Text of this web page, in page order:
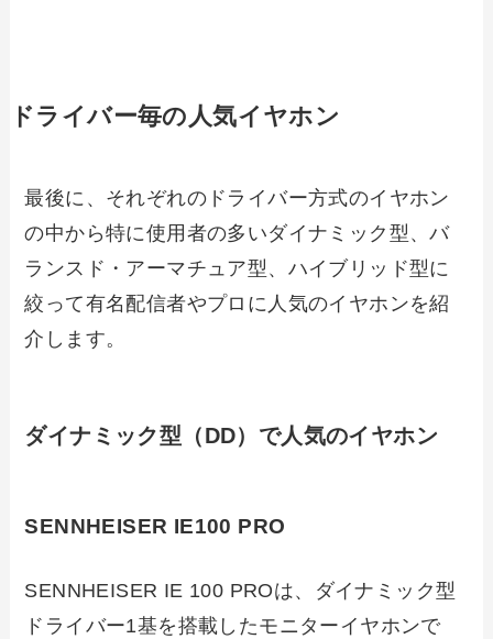
ドライバー毎の人気イヤホン
最後に、それぞれのドライバー方式のイヤホン
の中から特に使用者の多いダイナミック型、バ
ランスド・アーマチュア型、ハイブリッド型に
絞って有名配信者やプロに人気のイヤホンを紹
介します。
ダイナミック型（DD）で人気のイヤホン
SENNHEISER IE100 PRO
SENNHEISER IE 100 PROは、ダイナミック型
ドライバー1基を搭載したモニターイヤホンで